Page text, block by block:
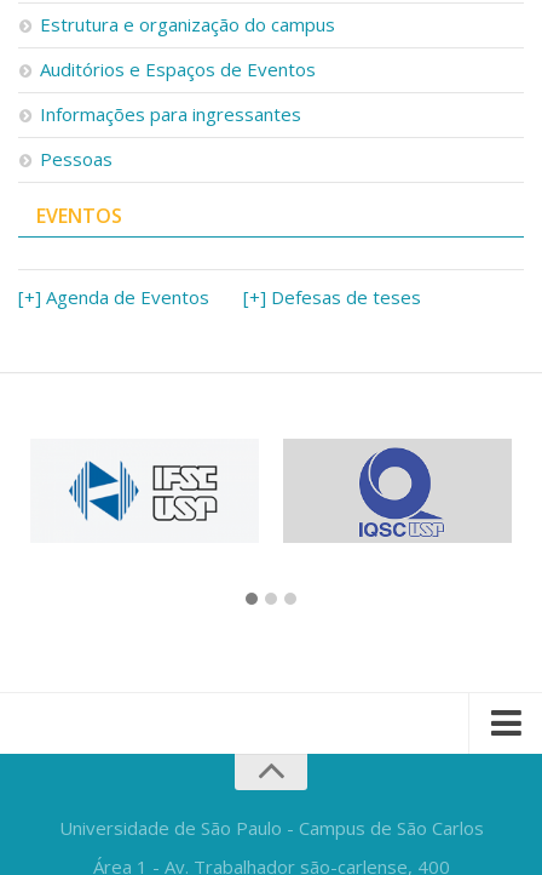
Estrutura e organização do campus
Auditórios e Espaços de Eventos
Informações para ingressantes
Pessoas
EVENTOS
[+] Agenda de Eventos [+] Defesas de teses
Universidade de São Paulo - Campus de São Carlos
Área 1 - Av. Trabalhador são-carlense, 400